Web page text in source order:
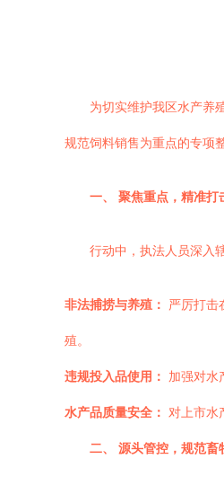
为切实维护我区水产养
规范饲料销售为重点的专项
一、 聚焦重点，精准打
行动中，执法人员深入
非法捕捞与养殖： 严厉打击
殖。
违规投入品使用： 加强对水
水产品质量安全： 对上市水
二、 源头管控，规范畜